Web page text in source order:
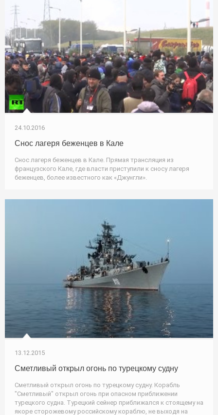
24.10.2016
Снос лагеря беженцев в Кале
Снос лагеря беженцев в Кале. Прямая трансляция из
французского Кале, где власти приступили к сносу лагеря
беженцев, более известного как «Джунгли».
13.12.2015
Сметливый открыл огонь по турецкому судну
Сметливый открыл огонь по турецкому судну. Корабль
"Сметливый" открыл огонь при опасном приближении
турецкого судна. Турецкий сейнер приближался к стоящему на
якоре сторожевому российскому кораблю, не выходя на